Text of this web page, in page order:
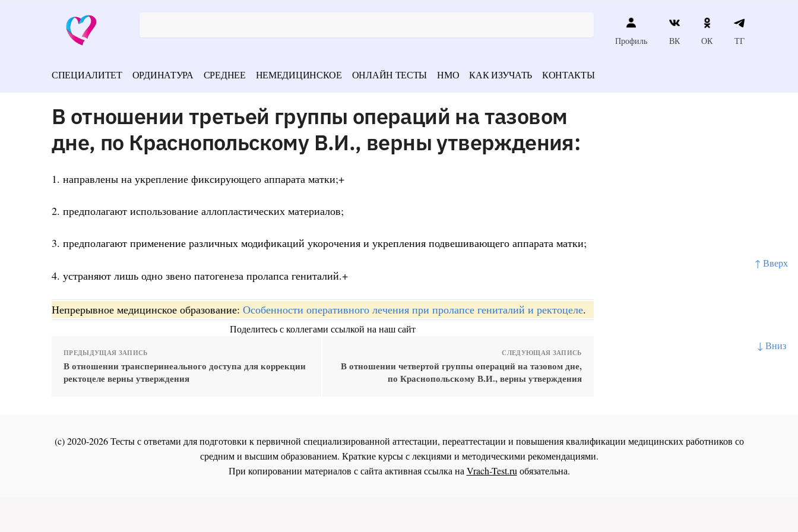
↑ Вверх
↓ Вниз
Профиль ВК ОК ТГ
СПЕЦИАЛИТЕТ ОРДИНАТУРА СРЕДНЕЕ НЕМЕДИЦИНСКОЕ ОНЛАЙН ТЕСТЫ НМО КАК ИЗУЧАТЬ КОНТАКТЫ
В отношении третьей группы операций на тазовом
дне, по Краснопольскому В.И., верны утверждения:
1. направлены на укрепление фиксирующего аппарата матки;+
2. предполагают использование аллопластических материалов;
3. предполагают применение различных модификаций укорочения и укрепления подвешивающего аппарата матки;
4. устраняют лишь одно звено патогенеза пролапса гениталий.+
Непрерывное медицинское образование: Особенности оперативного лечения при пролапсе гениталий и ректоцеле.
Поделитесь с коллегами ссылкой на наш сайт
ПРЕДЫДУЩАЯ ЗАПИСЬ
В отношении трансперинеального доступа для коррекции
ректоцеле верны утверждения
СЛЕДУЮЩАЯ ЗАПИСЬ
В отношении четвертой группы операций на тазовом дне,
по Краснопольскому В.И., верны утверждения
(c) 2020-2026 Тесты с ответами для подготовки к первичной специализированной аттестации, переаттестации и повышения квалификации медицинских работников со
средним и высшим образованием. Краткие курсы с лекциями и методическими рекомендациями.
При копировании материалов с сайта активная ссылка наVrach-Test.ruобязательна.